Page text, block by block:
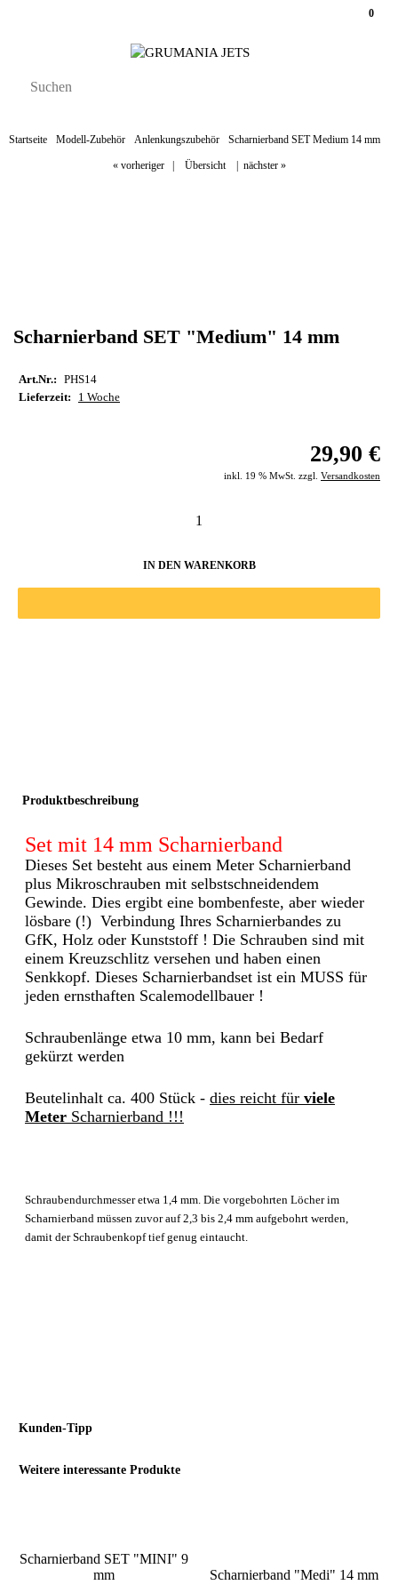
0
Startseite Modell-Zubehör Anlenkungszubehör Scharnierband SET Medium 14 mm
« vorheriger| Übersicht| nächster »
Scharnierband SET "Medium" 14 mm
Art.Nr.:
PHS14
Lieferzeit:
1 Woche
29,90 €
inkl. 19 % MwSt. zzgl. Versandkosten
IN DEN WARENKORB
Produktbeschreibung
Set mit 14 mm Scharnierband
Dieses Set besteht aus einem Meter Scharnierband
plus Mikroschrauben mit selbstschneidendem
Gewinde. Dies ergibt eine bombenfeste, aber wieder
lösbare (!) Verbindung Ihres Scharnierbandes zu
GfK, Holz oder Kunststoff ! Die Schrauben sind mit
einem Kreuzschlitz versehen und haben einen
Senkkopf. Dieses Scharnierbandset ist ein MUSS für
jeden ernsthaften Scalemodellbauer !
Schraubenlänge etwa 10 mm, kann bei Bedarf
gekürzt werden
Beutelinhalt ca. 400 Stück - dies reicht für viele
Meter Scharnierband !!!
Schraubendurchmesser etwa 1,4 mm. Die vorgebohrten Löcher im
Scharnierband müssen zuvor auf 2,3 bis 2,4 mm aufgebohrt werden,
damit der Schraubenkopf tief genug eintaucht.
Kunden-Tipp
Weitere interessante Produkte
Scharnierband SET "MINI" 9
mm
Scharnierband "Medi" 14 mm